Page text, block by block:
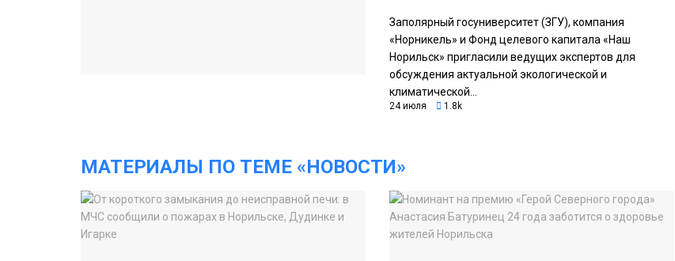
Заполярный госуниверситет (ЗГУ), компания
«Норникель» и Фонд целевого капитала «Наш
Норильск» пригласили ведущих экспертов для
обсуждения актуальной экологической и
климатической...
24 июля 1.8k
МАТЕРИАЛЫ ПО ТЕМЕ «НОВОСТИ»